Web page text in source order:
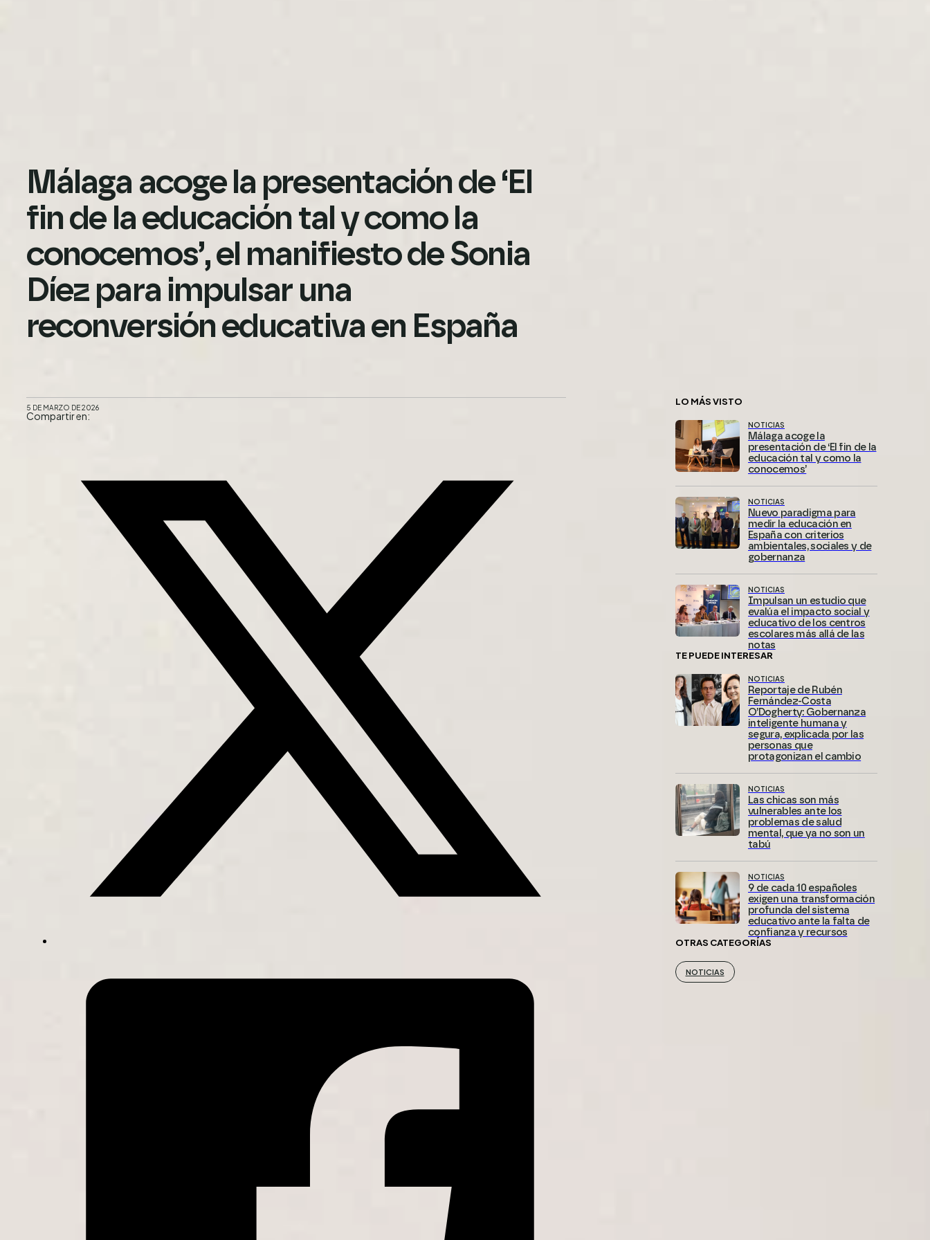
Málaga acoge la presentación de ‘El
fin de la educación tal y como la
conocemos’, el manifiesto de Sonia
Díez para impulsar una
reconversión educativa en España
5 DE MARZO DE 2026
Compartir en:
LO MÁS VISTO
NOTICIAS
Málaga acoge la
presentación de ‘El fin de la
educación tal y como la
conocemos’
NOTICIAS
Nuevo paradigma para
medir la educación en
España con criterios
ambientales, sociales y de
gobernanza
NOTICIAS
Impulsan un estudio que
evalúa el impacto social y
educativo de los centros
escolares más allá de las
notas
TE PUEDE INTERESAR
NOTICIAS
Reportaje de Rubén
Fernández-Costa
O’Dogherty: Gobernanza
inteligente humana y
segura, explicada por las
personas que
protagonizan el cambio
NOTICIAS
Las chicas son más
vulnerables ante los
problemas de salud
mental, que ya no son un
tabú
NOTICIAS
9 de cada 10 españoles
exigen una transformación
profunda del sistema
educativo ante la falta de
confianza y recursos
OTRAS CATEGORÍAS
NOTICIAS